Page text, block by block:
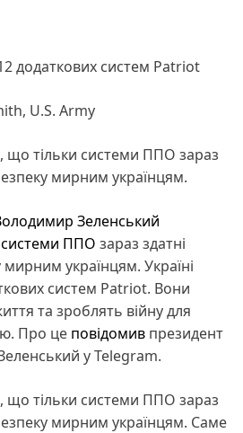
додаткових систем Patriot
U.S. Army
що тільки системи ППО зараз
мирним українцям.
Зеленський
системи ППО зараз здатні
українцям. Україні
систем Patriot. Вони
та зроблять війну для
Про це повідомив президент
у Telegram.
що тільки системи ППО зараз
мирним українцям. Саме